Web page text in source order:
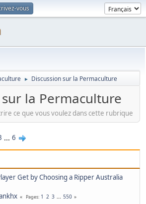
vous
► Discussion sur la Permaculture
la Permaculture
ce que vous voulez dans cette rubrique
... 6
Get by Choosing a Ripper Australia
Pages 1 2 3 ... 550